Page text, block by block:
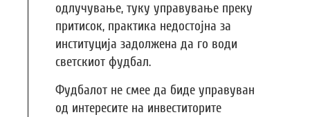
одлучување, туку управување преку
притисок, практика недостојна за
институција задолжена да го води
светскиот фудбал.
Фудбалот не смее да биде управуван
од интересите на инвеститорите